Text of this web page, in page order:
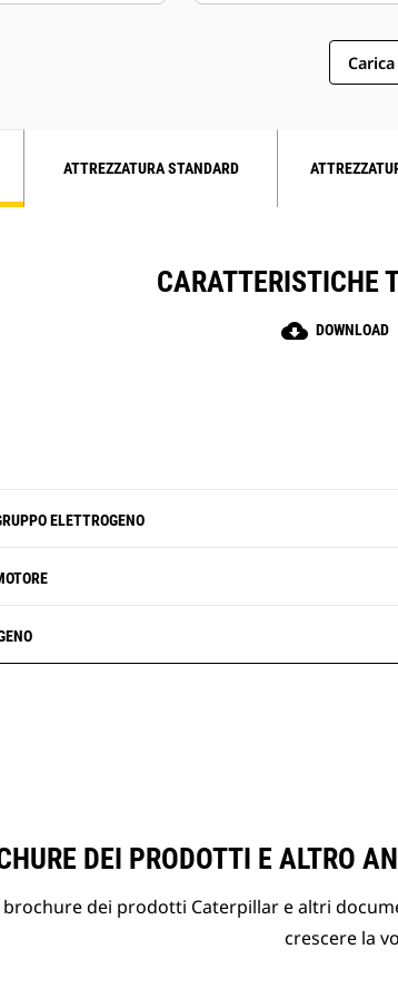
ATTREZZATURA STANDARD
CARATTERISTICHE
cloud_download DOWNLOAD
ELETTROGENO
DEI PRODOTTI E ALTRO
brochure dei prodotti Caterpillar e altri
crescere la